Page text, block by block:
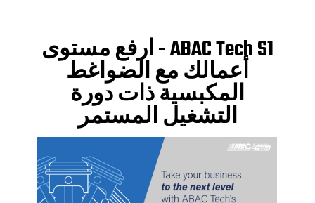
ABAC Tech S1 - ارفع مستوى
أعمالك مع الضواغط
المكبسية ذات دورة
التشغيل المستمر